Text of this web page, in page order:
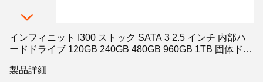
インフィニット I300 ストック SATA 3 2.5 インチ 内部ハ
ードドライブ 120GB 240GB 480GB 960GB 1TB 固体ドラ
製品詳細